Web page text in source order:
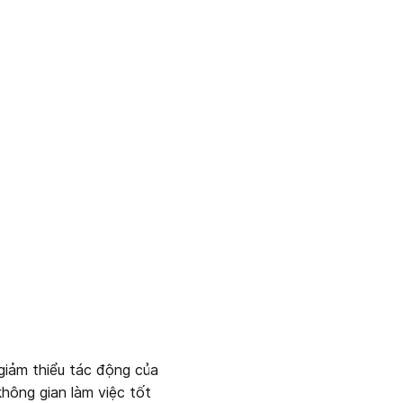
thiểu tác động của
gian làm việc tốt